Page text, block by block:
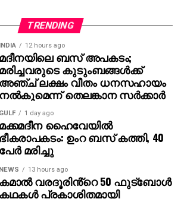
കുറിച്ച് കാലാവസ്ഥ വകുപ്പ്
നല്‍കിയിട്ടുണ്ട്.
സ്വീകരിക്കണമെന്ന്
TRENDING
INDIA 12 hours ago
മദീനയിലെ ബസ് അപകടം;
മരിച്ചവരുടെ കുടുംബങ്ങള്‍ക്ക്
അഞ്ച് ലക്ഷം വീതം ധനസഹായം
നല്‍കുമെന്ന് തെലങ്കാന സര്‍ക്കാര്‍
GULF 1 day ago
മക്കമദീന ഹൈവേയില്‍
ഭീകരാപകടം: ഉംറ ബസ് കത്തി, 40
പേര്‍ മരിച്ചു
NEWS 13 hours ago
കമാൽ വരദൂരിൻ്റെ 50 ഫുട്ബോൾ
കഥകൾ പ്രകാശിതമായി